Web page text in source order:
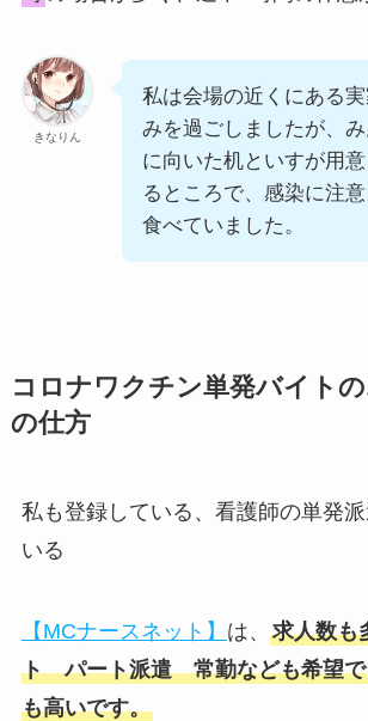
きなりん
私は会場の近くにある
みを過ごしましたが、
に向いた机といすが用
るところで、感染に注
食べていました。
コロナワクチン単発バイト
の仕方
私も登録している、看護師の単発
いる
【MCナースネット】 は、 求人数も
ト パート派遣 常勤なども希望で
も高いです。